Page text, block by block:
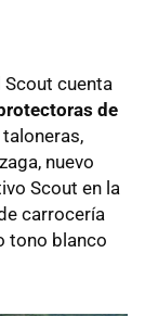
cuenta
de
nuevo
Scout en la
carrocería
tono blanco